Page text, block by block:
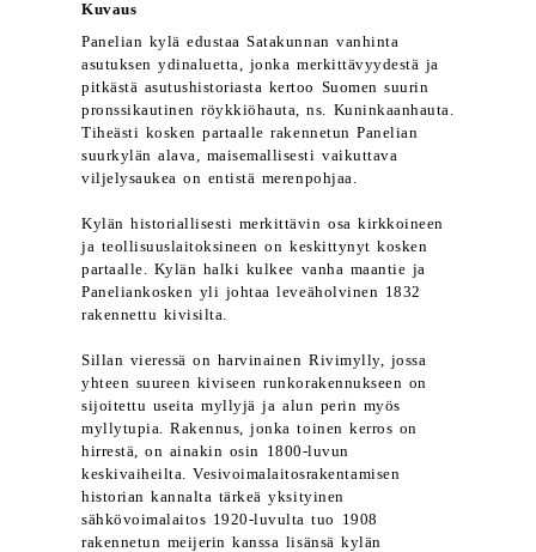
Kuvaus
Panelian kylä edustaa Satakunnan vanhinta
asutuksen ydinaluetta, jonka merkittävyydestä ja
pitkästä asutushistoriasta kertoo Suomen suurin
pronssikautinen röykkiöhauta, ns. Kuninkaanhauta.
Tiheästi kosken partaalle rakennetun Panelian
suurkylän alava, maisemallisesti vaikuttava
viljelysaukea on entistä merenpohjaa.
Kylän historiallisesti merkittävin osa kirkkoineen
ja teollisuuslaitoksineen on keskittynyt kosken
partaalle. Kylän halki kulkee vanha maantie ja
Paneliankosken yli johtaa leveäholvinen 1832
rakennettu kivisilta.
Sillan vieressä on harvinainen Rivimylly, jossa
yhteen suureen kiviseen runkorakennukseen on
sijoitettu useita myllyjä ja alun perin myös
myllytupia. Rakennus, jonka toinen kerros on
hirrestä, on ainakin osin 1800-luvun
keskivaiheilta. Vesivoimalaitosrakentamisen
historian kannalta tärkeä yksityinen
sähkövoimalaitos 1920-luvulta tuo 1908
rakennetun meijerin kanssa lisänsä kylän